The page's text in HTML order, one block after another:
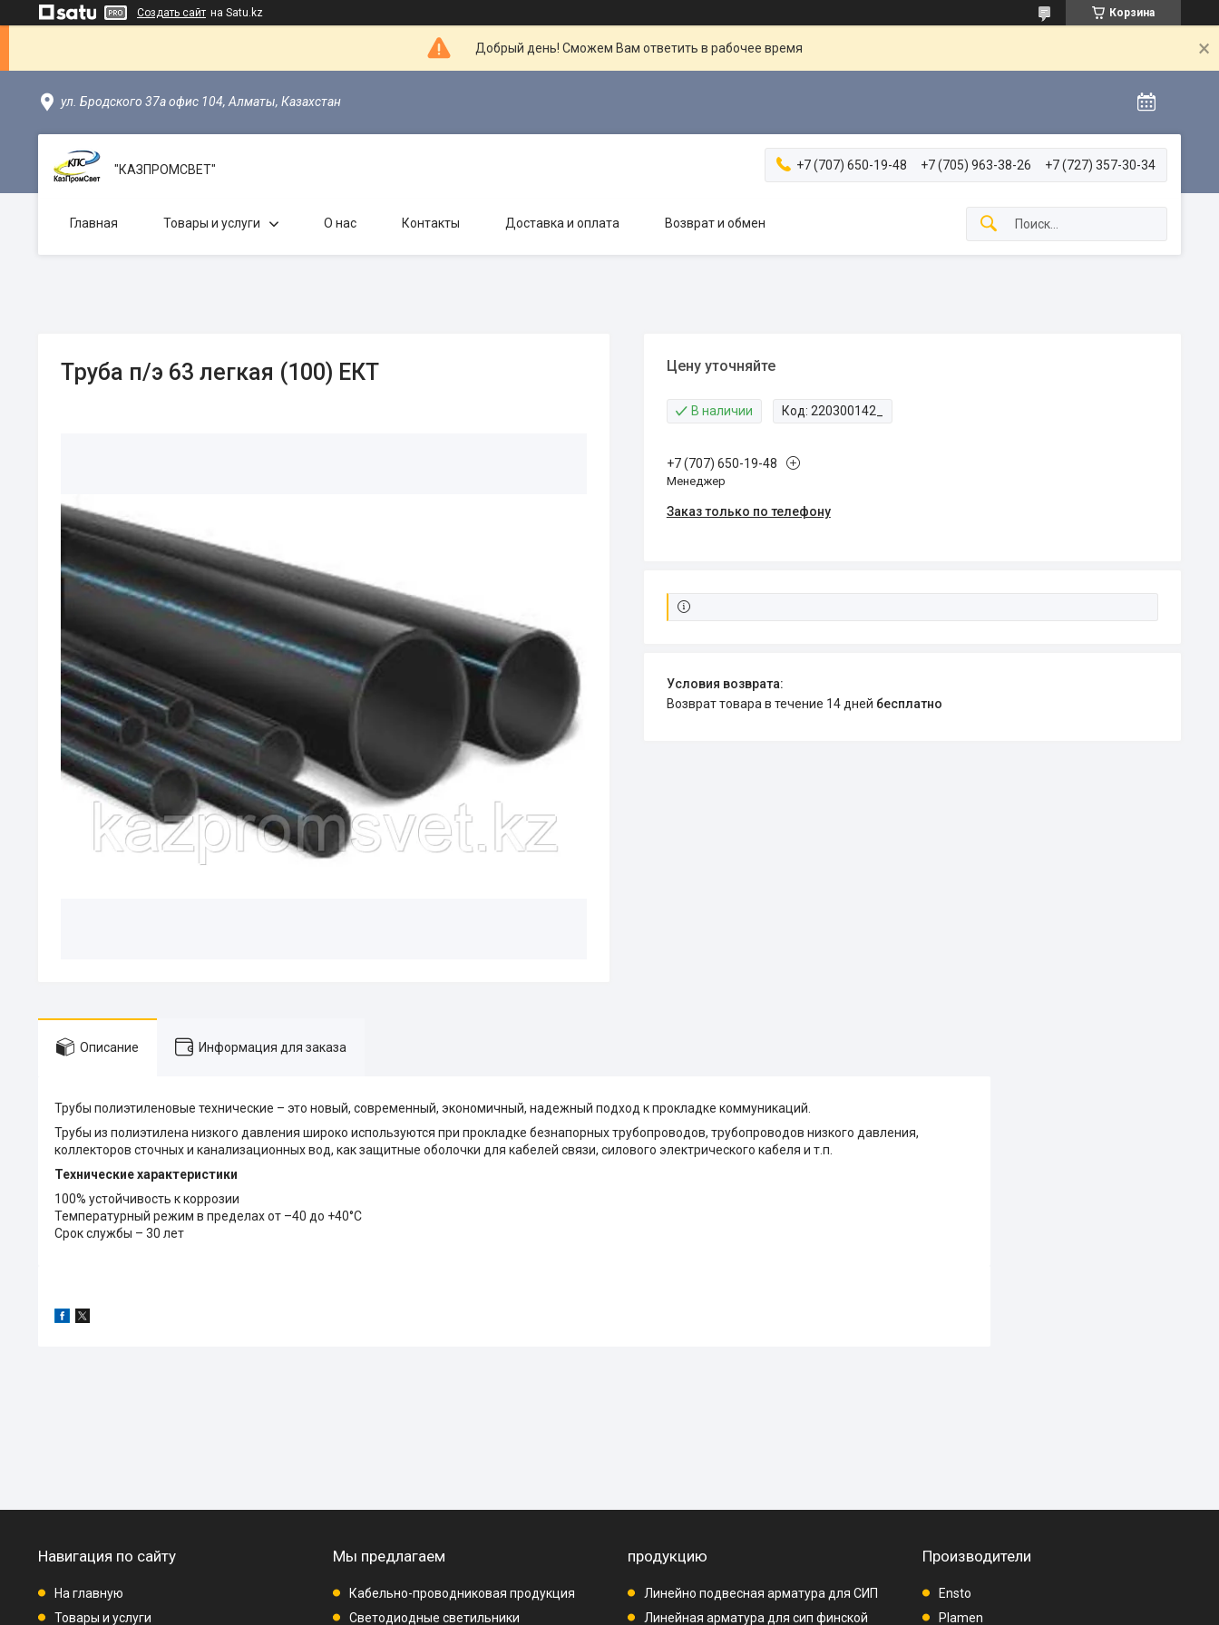
Создать сайт на Satu.kz Корзина
Добрый день! Сможем Вам ответить в рабочее время
ул. Бродского 37а офис 104, Алматы, Казахстан
"КАЗПРОМСВЕТ" +7 (707) 650-19-48 +7 (705) 963-38-26 +7 (727) 357-30-34
Главная Товары и услуги О нас Контакты Доставка и оплата Возврат и обмен
Труба п/э 63 легкая (100) ЕКТ Цену уточняйте
В наличии Код: 220300142_
+7 (707) 650-19-48
Менеджер
Заказ только по телефону
возврат товара в течение 14 дней бесплатно
Описание Информация для заказа
Трубы полиэтиленовые технические – это новый, современный, экономичный, надежный подход к прокладке коммуникаций.
Трубы из полиэтилена низкого давления широко используются при прокладке безнапорных трубопроводов, трубопроводов низкого давления,
коллекторов сточных и канализационных вод, как защитные оболочки для кабелей связи, силового электрического кабеля и т.п.
Технические характеристики
100% устойчивость к коррозии
Температурный режим в пределах от –40 до +40°С
Срок службы – 30 лет
Навигация по сайту
На главную
Товары и услуги
Мы предлагаем
Кабельно-проводниковая продукция
Светодиодные светильники
продукцию
Линейно подвесная арматура для СИП
Линейная арматура для сип финской
Производители
Ensto
Plamen